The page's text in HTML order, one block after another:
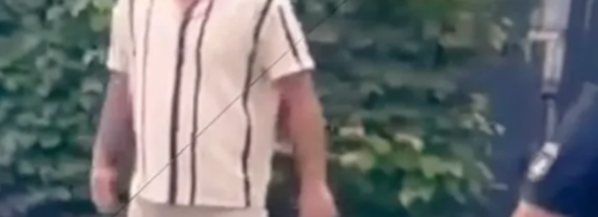
Hamburg'da restoran işleten Murtaza S.'yi öldürdüğü şüphesiyle
aylardır aranan Tamer Hasan Ali B., sahte kimlikle gizlendiği
Türkiye'de yakalandı. Sınır dışı edilmesine itiraz eden zanlının
Almanya'ya iade süreciyle ilgili son kararı yargı verecek.